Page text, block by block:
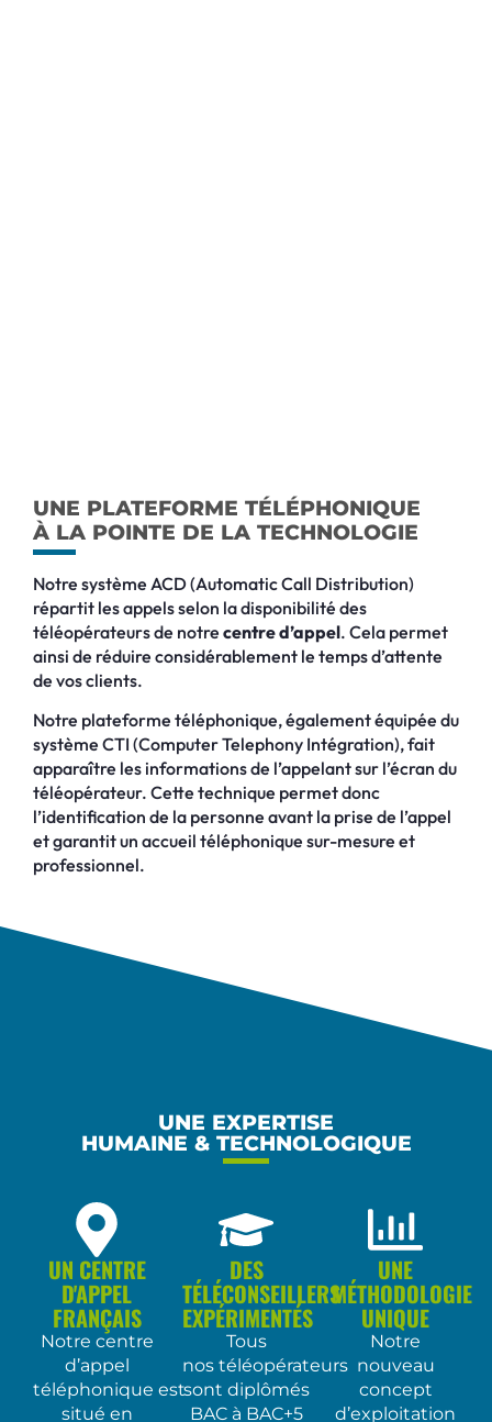
UNE PLATEFORME TÉLÉPHONIQUE
À LA POINTE DE LA TECHNOLOGIE
Notre système ACD (Automatic Call Distribution)
répartit les appels selon la disponibilité des
téléopérateurs de notre centre d’appel. Cela permet
ainsi de réduire considérablement le temps d’attente
de vos clients.
Notre plateforme téléphonique, également équipée du
système CTI (Computer Telephony Intégration), fait
apparaître les informations de l’appelant sur l’écran du
téléopérateur. Cette technique permet donc
l’identification de la personne avant la prise de l’appel
et garantit un accueil téléphonique sur-mesure et
professionnel.
UNE EXPERTISE
HUMAINE & TECHNOLOGIQUE
UN CENTRE
D'APPEL
FRANÇAIS
Notre centre
d’appel
téléphonique est
situé en
DES
TÉLÉCONSEILLERS
EXPÉRIMENTÉS
Tous
nos téléopérateurs
sont diplômés
BAC à BAC+5
UNE
MÉTHODOLOGIE
UNIQUE
Notre
nouveau
concept
d’exploitation